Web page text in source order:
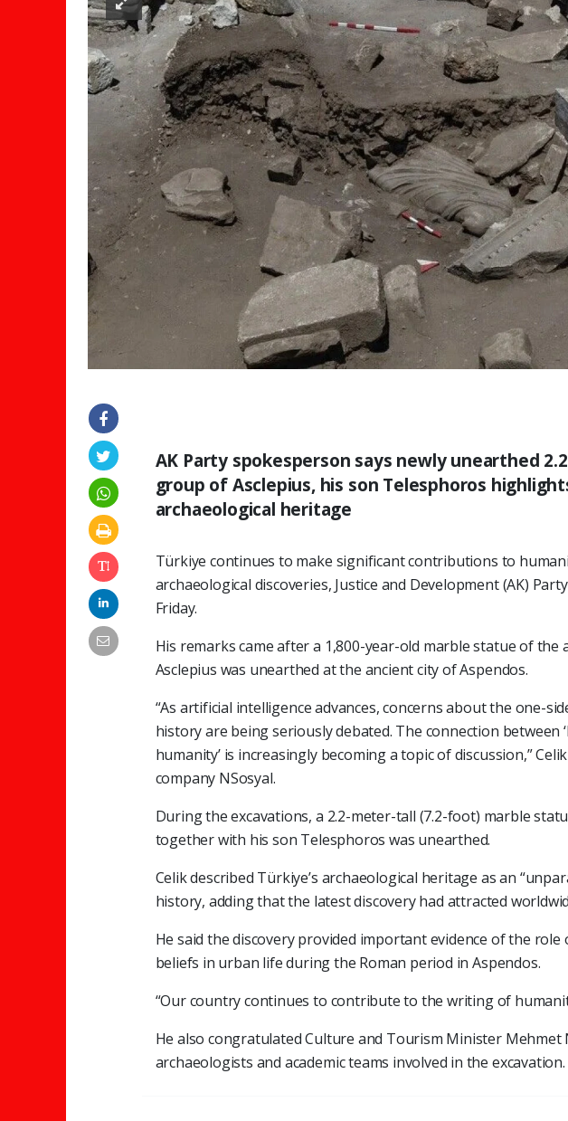
AK Party spokesperson says newly unearthed
group of Asclepius, his son Telesphoros
archaeological heritage
Türkiye continues to make significant contributions to
archaeological discoveries, Justice and Development (AK)
Friday.
His remarks came after a 1,800-year-old marble statue of the
Asclepius was unearthed at the ancient city of Aspendos.
“As artificial intelligence advances, concerns about the one-
history are being seriously debated. The connection between
humanity’ is increasingly becoming a topic of discussion,”
company NSosyal.
During the excavations, a 2.2-meter-tall (7.2-foot) marble
together with his son Telesphoros was unearthed.
Celik described Türkiye’s archaeological heritage as an
history, adding that the latest discovery had attracted
He said the discovery provided important evidence of the
beliefs in urban life during the Roman period in Aspendos.
“Our country continues to contribute to the writing of
He also congratulated Culture and Tourism Minister Mehmet
archaeologists and academic teams involved in the excavation.